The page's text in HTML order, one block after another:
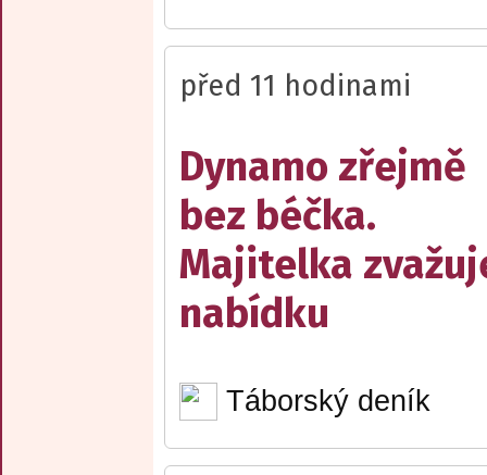
před 11 hodinami
Dynamo zřejmě
bez béčka.
Majitelka
nabídku
Táborský deník